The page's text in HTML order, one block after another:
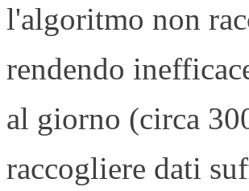
l'algoritmo non
rendendo
al giorno (circa
raccogliere dati